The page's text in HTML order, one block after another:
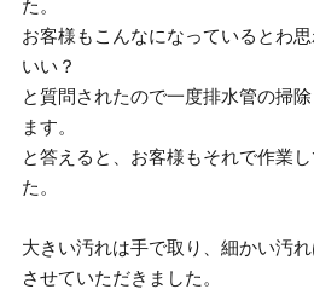
た。
お客様もこんなになっているとわ
いい？
と質問されたので一度排水管の掃
ます。
と答えると、お客様もそれで作業
た。
大きい汚れは手で取り、細かい汚
させていただきました。